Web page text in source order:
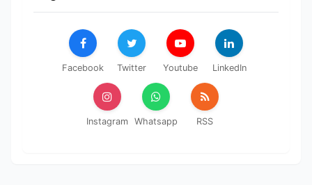
Facebook Twitter Youtube LinkedIn
Instagram Whatsapp RSS